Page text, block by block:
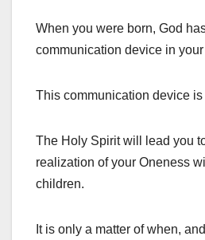
When you were born, God
communication device in
This communication device
The Holy Spirit will lead you
realization of your Oneness
children.
It is only a matter of when,